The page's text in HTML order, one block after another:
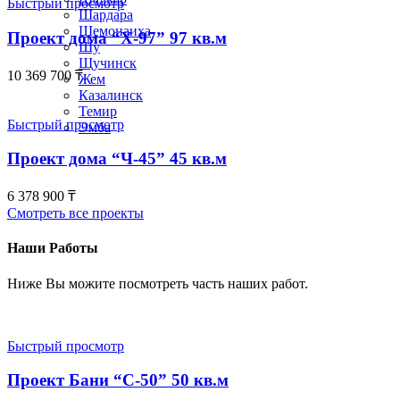
Шардара
Шемонаиха
Шу
Щучинск
Жем
Казалинск
Темир
Эмба
Быстрый просмотр
Проект дома “Х-97” 97 кв.м
10 369 700 ₸
Быстрый просмотр
Проект дома “Ч-45” 45 кв.м
6 378 900 ₸
Смотреть все проекты
Наши Работы
Ниже Вы можите посмотреть часть наших работ.
Быстрый просмотр
Проект Бани “С-50” 50 кв.м